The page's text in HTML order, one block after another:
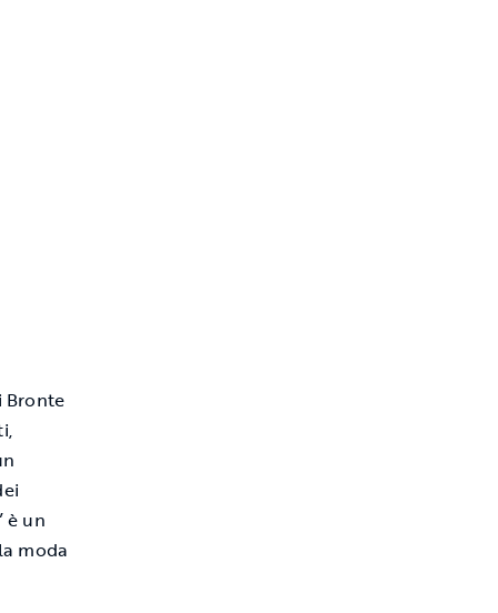
Bronte
è un
moda